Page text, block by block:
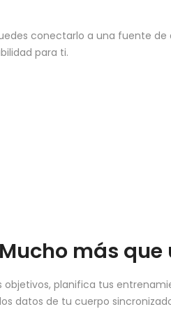
conectarlo a una fuente
para ti.
Mucho más que
objetivos, planifica tus
datos de tu cuerpo